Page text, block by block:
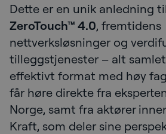
Dette er en unik anledning
ZeroTouch™ 4.0, fremtidens
nettverksløsninger og
tilleggstjenester – alt
effektivt format med høy
får høre direkte fra
Norge, samt fra aktører
Kraft, som deler sine